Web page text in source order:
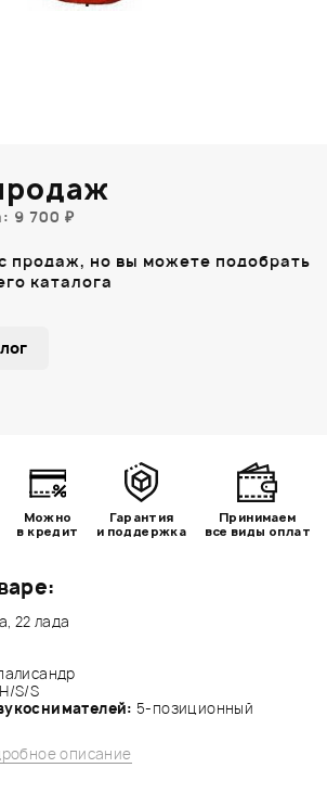
22 лада
Н/S/S
5-позиционный
описание
9 700 ₽
продаж, но вы можете подобрать
каталога
Можно
в кредит
Гарантия
и поддержка
Принимаем
все виды оплат